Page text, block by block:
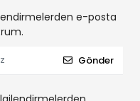
e-posta
Gönder